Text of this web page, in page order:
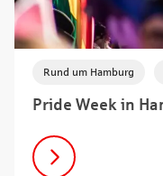
Pride Week in
Rund um Hamburg